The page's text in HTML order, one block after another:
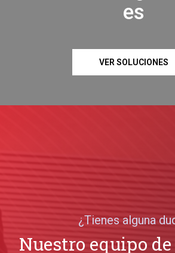
es
VER SOLUCIONES
¿Tienes alguna
Nuestro equipo